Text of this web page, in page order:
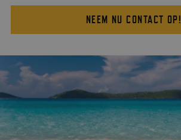
NEEM NU CONTACT OP!